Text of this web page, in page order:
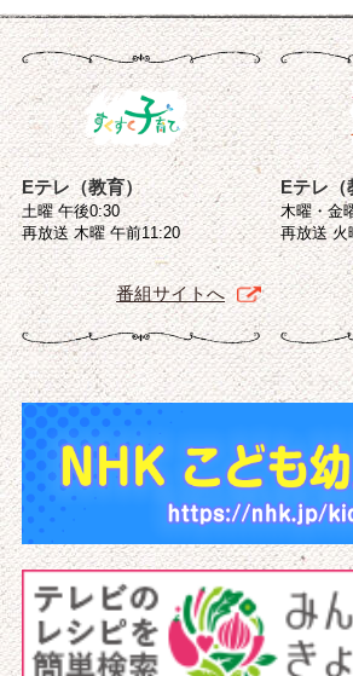
Eテレ（教育）
土曜 午後0:30
再放送 木曜 午前11:20
番組サイトへ
Eテレ（
木曜・金
再放送 火